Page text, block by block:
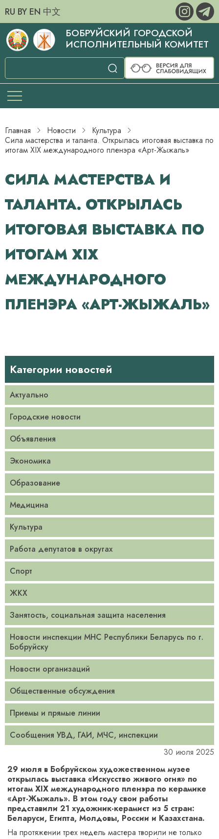
RU BY EN 中文
БОБРУЙСКИЙ ГОРОДСКОЙ
ИСПОЛНИТЕЛЬНЫЙ КОМИТЕТ
Главная Новости
Культура
Сила мастерства и таланта. Открылась итоговая выставка по
итогам XIX международного пленэра «Арт-Жыжаль»
СИЛА МАСТЕРСТВА И
ТАЛАНТА. ОТКРЫЛАСЬ
ИТОГОВАЯ ВЫСТАВКА ПО
ИТОГАМ XIX
МЕЖДУНАРОДНОГО
ПЛЕНЭРА «АРТ-ЖЫЖАЛЬ»
Категории новостей
Актуально
Городские новости
Объявления
Экономика
Образование
Медицина
Культура
Работа депутатов в округах
Спорт
ЖКХ
Занятость, социальная защита населения
Новости инспекции МНС Республики Беларусь по г.
Бобруйску
Новости организаций
Общественные обсуждения
Приемы и прямые линии
Сообщения УВД, ГАИ, МЧС, инспекции
30 июля 2025
29 июля в Бобруйском художественном музее
открылась выставка «Искусство живого огня» по
итогам XIX международного пленэра по керамике
«Арт-Жыжаль». В этом году свои работы
представили 21 художник-керамист из 5 стран:
Беларуси, Египта, Молдовы, России и Казахстана.
На протяжении трех недель мастера творили не только